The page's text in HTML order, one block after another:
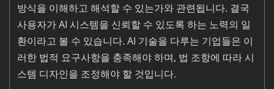
방식을 이해하고 해석할 수 있는가와 관련됩니다. 결국
사용자가 AI 시스템을 신뢰할 수 있도록 하는 노력의 일
환이라고 볼 수 있습니다. AI 기술을 다루는 기업들은 이
러한 법적 요구사항을 충족해야 하며, 법 조항에 따라 시
스템 디자인을 조정해야 할 것입니다.